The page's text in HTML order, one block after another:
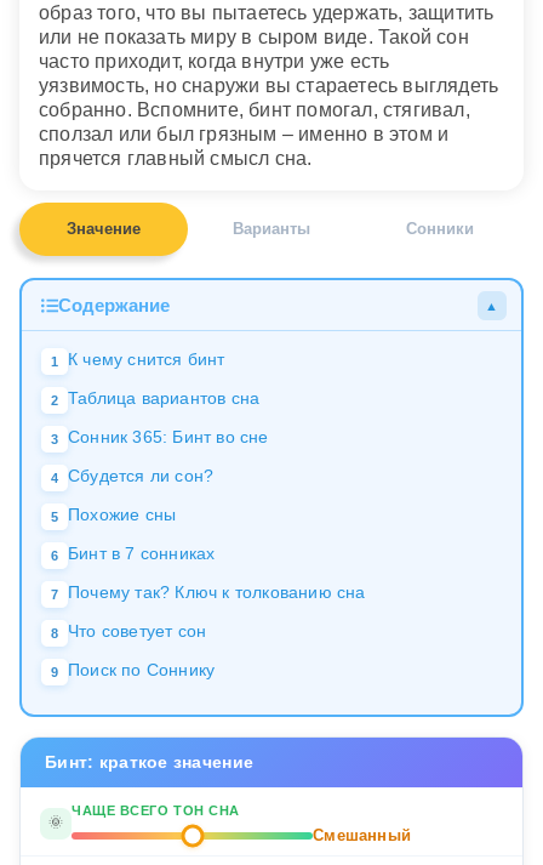
образ того, что вы пытаетесь удержать, защитить
или не показать миру в сыром виде. Такой сон
часто приходит, когда внутри уже есть
уязвимость, но снаружи вы стараетесь выглядеть
собранно. Вспомните, бинт помогал, стягивал,
сползал или был грязным – именно в этом и
прячется главный смысл сна.
Значение Варианты Сонники
Содержание ▲
1 К чему снится бинт
2 Таблица вариантов сна
3 Сонник 365: Бинт во сне
4 Сбудется ли сон?
5 Похожие сны
6 Бинт в 7 сонниках
7 Почему так? Ключ к толкованию сна
8 Что советует сон
9 Поиск по Соннику
Бинт: краткое значение
🌞
ЧАЩЕ ВСЕГО ТОН СНА
Смешанный